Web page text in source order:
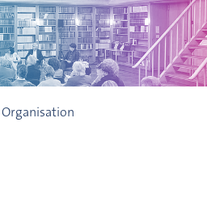
Organisation